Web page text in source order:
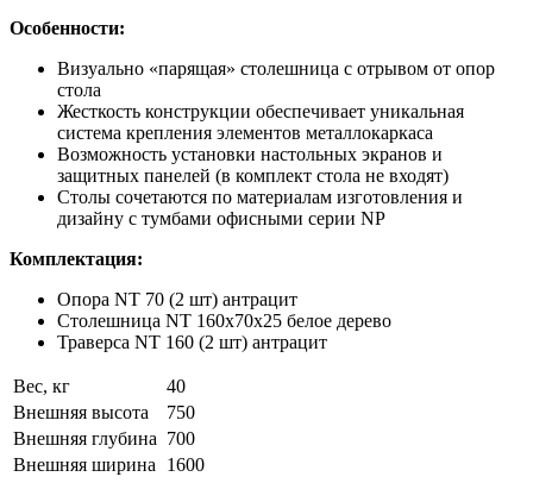
Особенности:
Визуально «парящая» столешница с отрывом от опор
стола
Жесткость конструкции обеспечивает уникальная
система крепления элементов металлокаркаса
Возможность установки настольных экранов и
защитных панелей (в комплект стола не входят)
Столы сочетаются по материалам изготовления и
дизайну с тумбами офисными серии NP
Комплектация:
Опора NT 70 (2 шт) антрацит
Столешница NT 160х70х25 белое дерево
Траверса NT 160 (2 шт) антрацит
Вес, кг
40
Внешняя высота
750
Внешняя глубина 700
Внешняя ширина 1600